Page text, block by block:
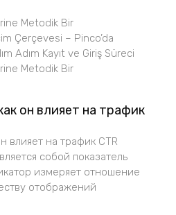
Metodik Bir
Çerçevesi – Pinco’da
Adım Kayıt ve Giriş Süreci
Metodik Bir
он влияет на трафик
влияет на трафик CTR
собой показатель
измеряет отношение
отображений